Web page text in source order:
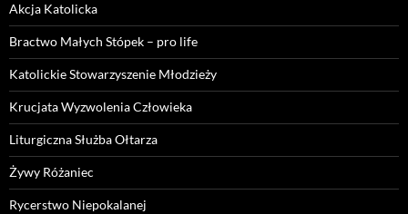
Akcja Katolicka
Bractwo Małych Stópek – pro life
Katolickie Stowarzyszenie Młodzieży
Krucjata Wyzwolenia Człowieka
Liturgiczna Służba Ołtarza
Żywy Różaniec
Rycerstwo Niepokalanej